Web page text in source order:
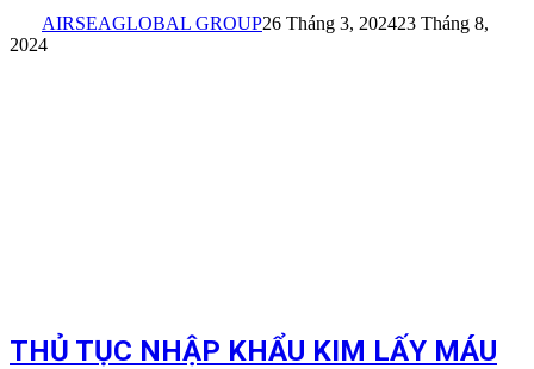
AIRSEAGLOBAL GROUP26 Tháng 3, 202423 Tháng 8,
2024
THỦ TỤC NHẬP KHẨU KIM LẤY MÁU